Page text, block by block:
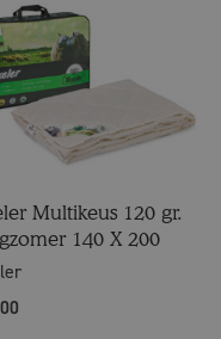
Multikeus 120 gr.
140 X 200